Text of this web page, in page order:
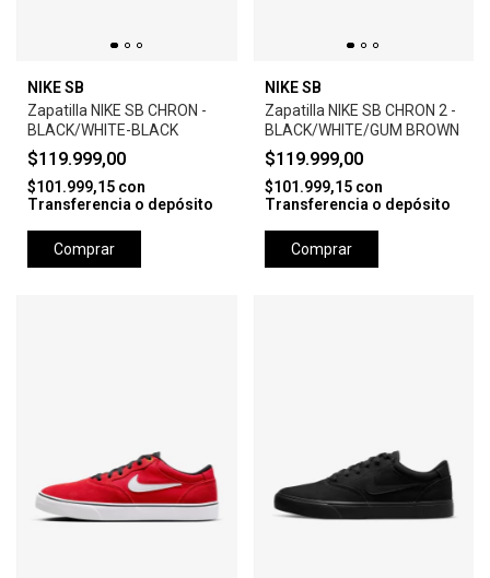
NIKE SB
Zapatilla NIKE SB CHRON -
BLACK/WHITE-BLACK
$119.999,00
$101.999,15 con
Transferencia o depósito
Comprar
NIKE SB
Zapatilla NIKE SB CHRON 2 -
BLACK/WHITE/GUM BROWN
$119.999,00
$101.999,15 con
Transferencia o depósito
Comprar